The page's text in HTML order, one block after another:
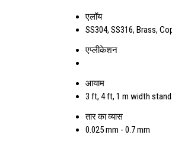
एलॉय
SS304, SS316, Brass,
एप्लीकेशन
आयाम
3 ft, 4 ft, 1 m width
तार का व्यास
0.025 mm - 0.7 mm